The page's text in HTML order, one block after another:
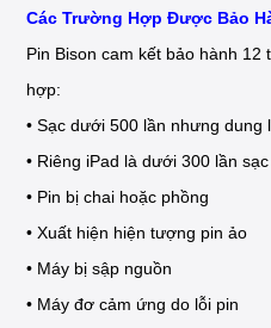
Các Trường Hợp Được Bảo
Pin Bison cam kết bảo hành
hợp:
• Sạc dưới 500 lần nhưng
• Riêng iPad là dưới 300 lần sạc
• Pin bị chai hoặc phồng
• Xuất hiện hiện tượng pin ảo
• Máy bị sập nguồn
• Máy đơ cảm ứng do lỗi pin